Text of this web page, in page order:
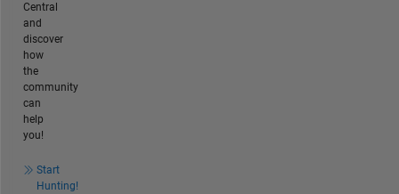
Central
and
discover
how
the
community
can
help
you!
Start
Hunting!